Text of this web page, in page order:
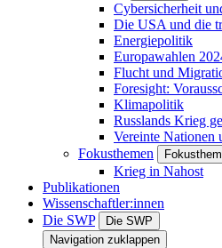
Cybersicherheit
Die USA und die
Energiepolitik
Europawahlen
Flucht und
Foresight:
Klimapolitik
Russlands Krieg
Vereinte Nationen
Fokusthemen
Krieg in Nahost
Publikationen
Wissenschaftler:innen
Die SWP
Die SWP
Navigation zuklappen